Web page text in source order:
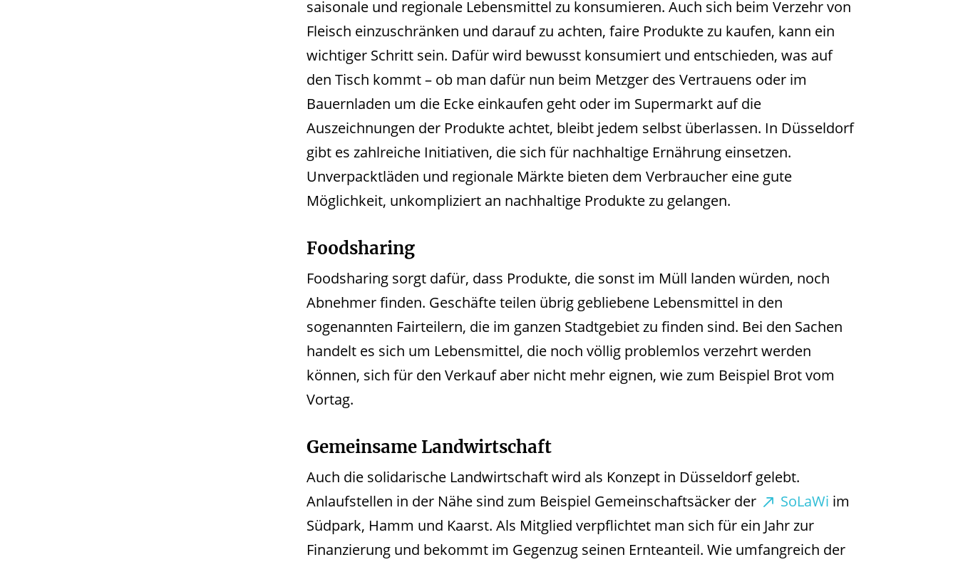
saisonale und regionale Lebensmittel zu konsumieren. Auch sich beim Verzehr von
Fleisch einzuschränken und darauf zu achten, faire Produkte zu kaufen, kann ein
wichtiger Schritt sein. Dafür wird bewusst konsumiert und entschieden, was auf
den Tisch kommt – ob man dafür nun beim Metzger des Vertrauens oder im
Bauernladen um die Ecke einkaufen geht oder im Supermarkt auf die
Auszeichnungen der Produkte achtet, bleibt jedem selbst überlassen. In Düsseldorf
gibt es zahlreiche Initiativen, die sich für nachhaltige Ernährung einsetzen.
Unverpacktläden und regionale Märkte bieten dem Verbraucher eine gute
Möglichkeit, unkompliziert an nachhaltige Produkte zu gelangen.
Foodsharing
Foodsharing sorgt dafür, dass Produkte, die sonst im Müll landen würden, noch
Abnehmer finden. Geschäfte teilen übrig gebliebene Lebensmittel in den
sogenannten Fairteilern, die im ganzen Stadtgebiet zu finden sind. Bei den Sachen
handelt es sich um Lebensmittel, die noch völlig problemlos verzehrt werden
können, sich für den Verkauf aber nicht mehr eignen, wie zum Beispiel Brot vom
Vortag.
Gemeinsame Landwirtschaft
Auch die solidarische Landwirtschaft wird als Konzept in Düsseldorf gelebt.
Anlaufstellen in der Nähe sind zum Beispiel Gemeinschaftsäcker der
SoLaWi im
Südpark, Hamm und Kaarst. Als Mitglied verpflichtet man sich für ein Jahr zur
Finanzierung und bekommt im Gegenzug seinen Ernteanteil. Wie umfangreich der